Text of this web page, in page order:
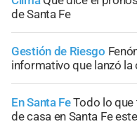
de Santa Fe
Gestión de Riesgo
informativo que lanzó la
En Santa FeTodo lo que
de casa en Santa Fe